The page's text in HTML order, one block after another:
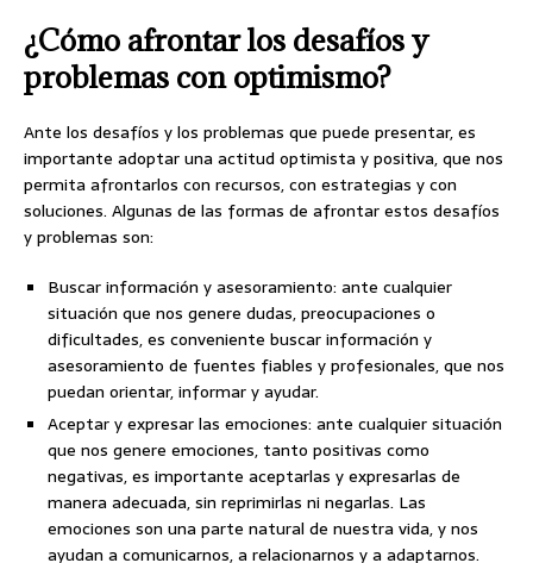
¿Cómo afrontar los desafíos y
problemas con optimismo?
Ante los desafíos y los problemas que puede presentar, es
importante adoptar una actitud optimista y positiva, que nos
permita afrontarlos con recursos, con estrategias y con
soluciones. Algunas de las formas de afrontar estos desafíos
y problemas son:
Buscar información y asesoramiento: ante cualquier
situación que nos genere dudas, preocupaciones o
dificultades, es conveniente buscar información y
asesoramiento de fuentes fiables y profesionales, que nos
puedan orientar, informar y ayudar.
Aceptar y expresar las emociones: ante cualquier situación
que nos genere emociones, tanto positivas como
negativas, es importante aceptarlas y expresarlas de
manera adecuada, sin reprimirlas ni negarlas. Las
emociones son una parte natural de nuestra vida, y nos
ayudan a comunicarnos, a relacionarnos y a adaptarnos.